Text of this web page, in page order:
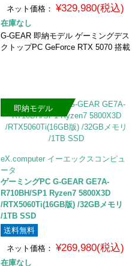
ネット価格：
¥329,980(税込)
在庫なし
G-GEAR 即納モデル ゲーミングデス
クトップPC GeForce RTX 5070 搭載
即納モデル
eX.computer イーエックスコンピュ
ータ
ゲーミングPC G-GEAR GE7A-
R710BH/SP1 Ryzen7 5800X3D
/RTX5060Ti(16GB版) /32GBメモリ
/1TB SSD
送料無料
ネット価格：
¥269,980(税込)
在庫なし